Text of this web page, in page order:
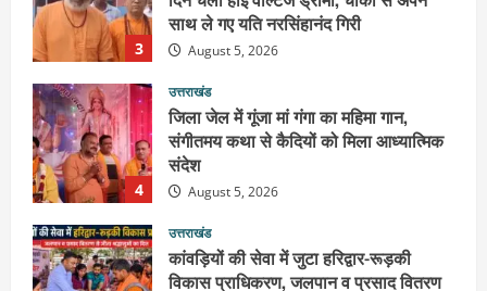
4
उत्तराखंड
जिला जेल में गूंजा मां गंगा का महिमा गान,
संगीतमय कथा से कैदियों को मिला आध्यात्मिक
संदेश
August 5, 2026
5
उत्तराखंड
कांवड़ियों की सेवा में जुटा हरिद्वार-रूड़की
विकास प्राधिकरण, जलपान व प्रसाद वितरण
से जीता श्रद्धालुओं का दिल
August 5, 2026